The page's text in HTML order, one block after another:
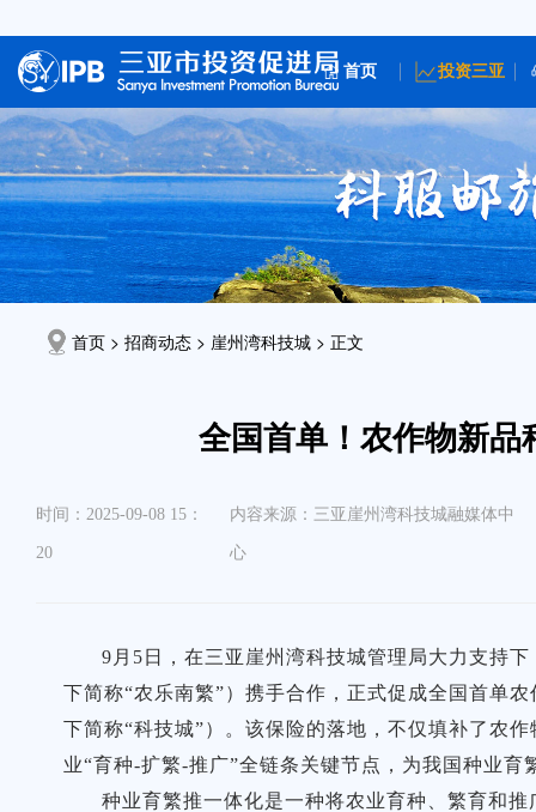
首页 投资三亚
首页 > 招商动态 > 崖州湾科技城 > 正文
全国首单！农作物新品
时间：2025-09-08 15：
20
内容来源：三亚崖州湾科技城融媒体中
心
9月5日，在三亚崖州湾科技城管理局大力支持
下简称“农乐南繁”）携手合作，正式促成全国首单
下简称“科技城”）。该保险的落地，不仅填补了农
业“育种-扩繁-推广”全链条关键节点，为我国种业育
种业育繁推一体化是一种将农业育种、繁育和